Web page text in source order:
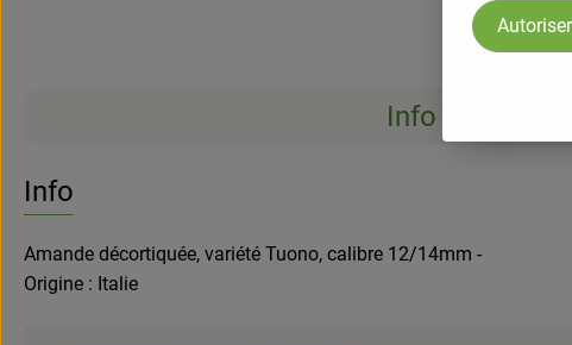
Info
Info
Amande décortiquée, variété Tuono, calibre 12/14mm -
Origine : Italie